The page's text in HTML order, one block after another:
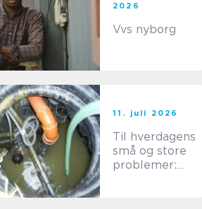
2026
Vvs nyborg
11. juli 2026
Til hverdagens
små og store
problemer: